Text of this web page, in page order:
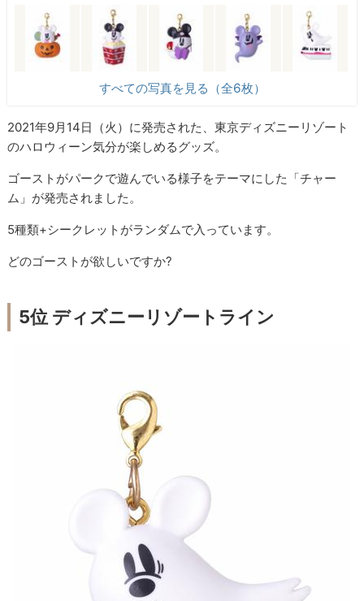
すべての写真を見る（全6枚）
2021年9月14日（火）に発売された、東京ディズニーリゾート
のハロウィーン気分が楽しめるグッズ。
ゴーストがパークで遊んでいる様子をテーマにした「チャー
ム」が発売されました。
5種類+シークレットがランダムで入っています。
どのゴーストが欲しいですか?
5位 ディズニーリゾートライン